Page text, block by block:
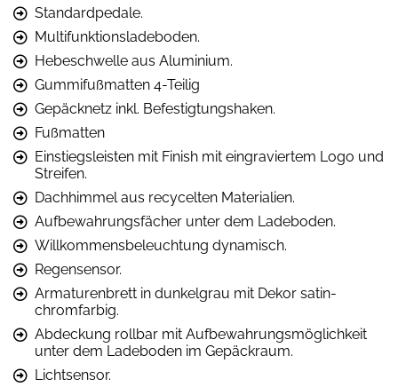
Standardpedale.
Multifunktionsladeboden.
Hebeschwelle aus Aluminium.
Gummifußmatten 4-Teilig
Gepäcknetz inkl. Befestigtungshaken.
Fußmatten
Einstiegsleisten mit Finish mit eingraviertem Logo und
Streifen.
Dachhimmel aus recycelten Materialien.
Aufbewahrungsfächer unter dem Ladeboden.
Willkommensbeleuchtung dynamisch.
Regensensor.
Armaturenbrett in dunkelgrau mit Dekor satin-
chromfarbig.
Abdeckung rollbar mit Aufbewahrungsmöglichkeit
unter dem Ladeboden im Gepäckraum.
Lichtsensor.